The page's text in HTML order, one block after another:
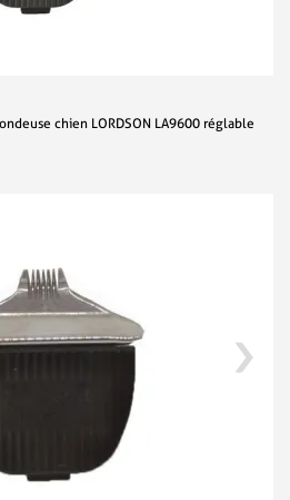
chien LORDSON LA9600 réglable